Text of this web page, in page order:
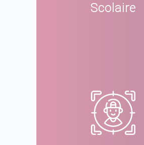
Scolaire